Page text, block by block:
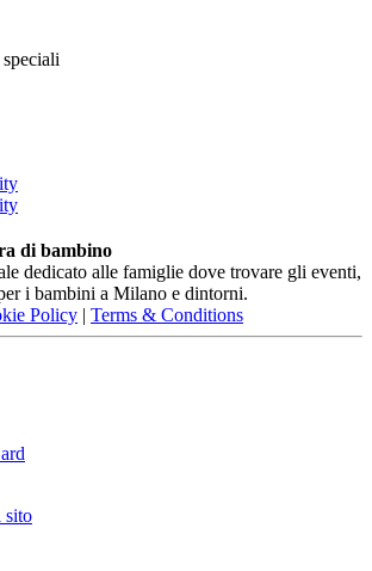
di bambino
dedicato alle famiglie dove trovare gli eventi,
i bambini a Milano e dintorni.
Policy | Terms & Conditions
sito